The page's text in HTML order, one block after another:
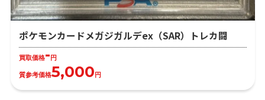
ポケモンカードメガジガルデex（SAR）トレカ闘
買取価格- 円
質参考価格5,000 円